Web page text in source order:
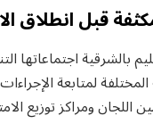
قبل انطلاق
بالشرقية اجتماعاتها
المختلفة لمتابعة
اللجان ومراكز توزيع